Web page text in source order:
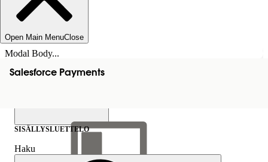
Open Main MenuClose
Modal Body...
Salesforce Payments
SISÄLLYSLUETTELO
Haku